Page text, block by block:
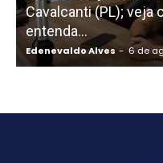
Cavalcanti (PL); veja
entenda...
Edenevaldo Alves - 6 de